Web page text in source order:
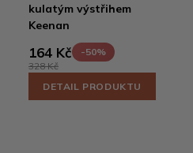
kulatým výstřihem
Keenan
164 Kč
-50%
328 Kč
DETAIL PRODUKTU